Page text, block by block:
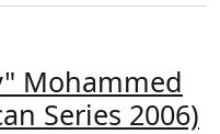
Mohammed
Series 2006)